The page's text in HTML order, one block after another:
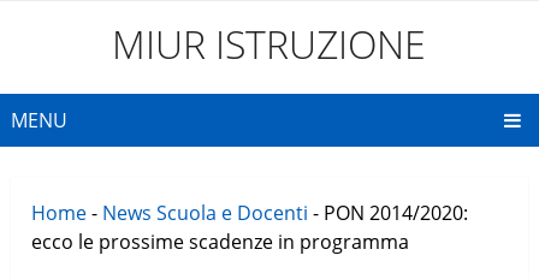
MIUR ISTRUZIONE
MENU
Home- News Scuola e Docenti - PON 2014/2020:
ecco le prossime scadenze in programma